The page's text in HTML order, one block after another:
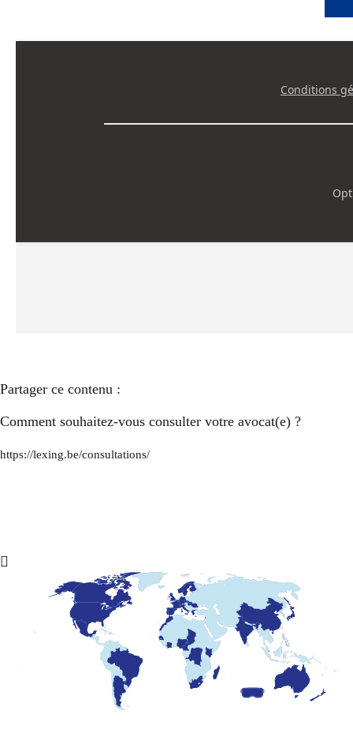
Partager ce contenu :
Comment souhaitez-vous consulter votre avocat(e) ?
https://lexing.be/consultations/